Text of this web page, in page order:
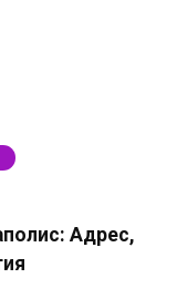
Адрес,